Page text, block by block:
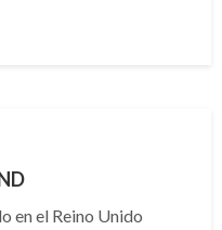
en el Reino Unido